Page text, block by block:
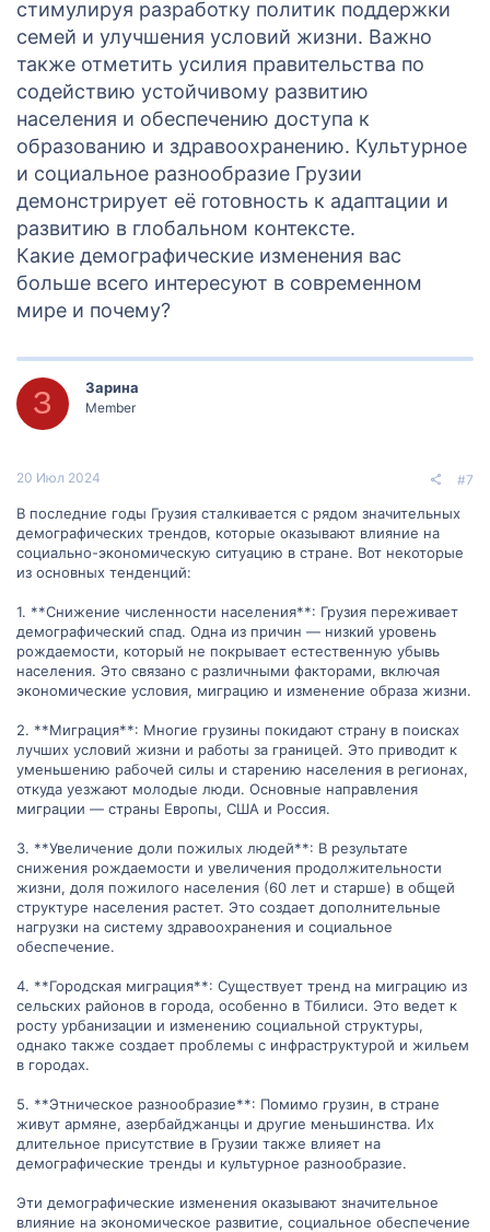
стимулируя разработку политик поддержки
семей и улучшения условий жизни. Важно
также отметить усилия правительства по
содействию устойчивому развитию
населения и обеспечению доступа к
образованию и здравоохранению. Культурное
и социальное разнообразие Грузии
демонстрирует её готовность к адаптации и
развитию в глобальном контексте.
Какие демографические изменения вас
больше всего интересуют в современном
мире и почему?
З Зарина
Member
20 Июл 2024 #7
В последние годы Грузия сталкивается с рядом значительных
демографических трендов, которые оказывают влияние на
социально-экономическую ситуацию в стране. Вот некоторые
из основных тенденций:
1. **Снижение численности населения**: Грузия переживает
демографический спад. Одна из причин — низкий уровень
рождаемости, который не покрывает естественную убывь
населения. Это связано с различными факторами, включая
экономические условия, миграцию и изменение образа жизни.
2. **Миграция**: Многие грузины покидают страну в поисках
лучших условий жизни и работы за границей. Это приводит к
уменьшению рабочей силы и старению населения в регионах,
откуда уезжают молодые люди. Основные направления
миграции — страны Европы, США и Россия.
3. **Увеличение доли пожилых людей**: В результате
снижения рождаемости и увеличения продолжительности
жизни, доля пожилого населения (60 лет и старше) в общей
структуре населения растет. Это создает дополнительные
нагрузки на систему здравоохранения и социальное
обеспечение.
4. **Городская миграция**: Существует тренд на миграцию из
сельских районов в города, особенно в Тбилиси. Это ведет к
росту урбанизации и изменению социальной структуры,
однако также создает проблемы с инфраструктурой и жильем
в городах.
5. **Этническое разнообразие**: Помимо грузин, в стране
живут армяне, азербайджанцы и другие меньшинства. Их
длительное присутствие в Грузии также влияет на
демографические тренды и культурное разнообразие.
Эти демографические изменения оказывают значительное
влияние на экономическое развитие, социальное обеспечение